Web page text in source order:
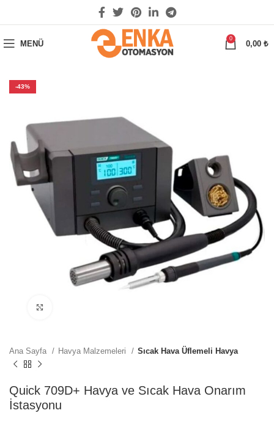
MENÜ
0
0,00 ₺
-43%
Ana Sayfa Havya Malzemeleri Sıcak Hava Üflemeli Havya
Quick 709D+ Havya ve Sıcak Hava Onarım
İstasyonu